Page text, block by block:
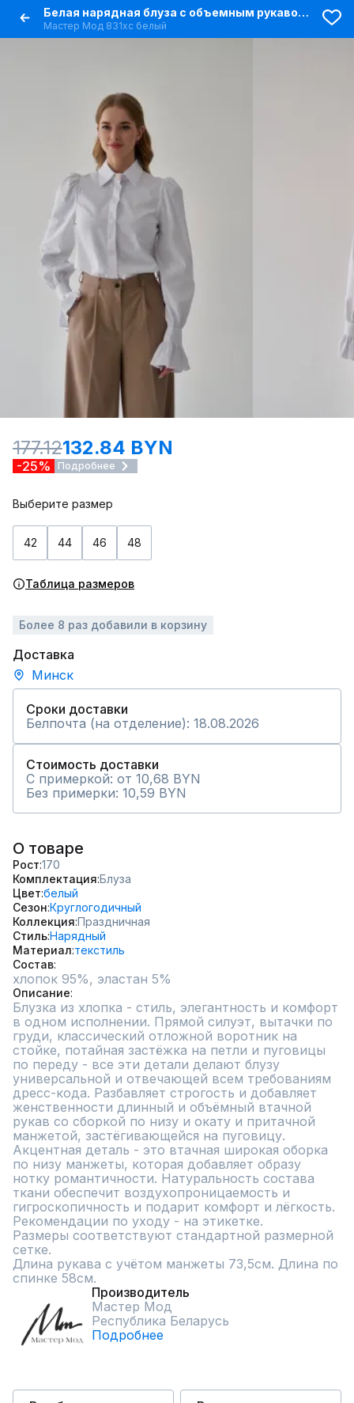
Белая нарядная блуза с объемным рукавом и розой-аксессуаром
Мастер Мод 831хс белый
177.12132.84 BYN
-25% Подробнее
Выберите размер
42 44 46 48
Таблица размеров
Более 8 раз добавили в корзину
Доставка
Минск
Сроки доставки
Белпочта (на отделение): 18.08.2026
Стоимость доставки
С примеркой: от 10,68 BYN
Без примерки: 10,59 BYN
О товаре
Рост 170
Комплектация Блуза
Цвет белый
Сезон Круглогодичный
Коллекция Праздничная
СтильНарядный
Материал текстиль
Состав
хлопок 95%, эластан 5%
Описание
Блузка из хлопка - стиль, элегантность и комфорт
в одном исполнении. Прямой силуэт, вытачки по
груди, классический отложной воротник на
стойке, потайная застёжка на петли и пуговицы
по переду - все эти детали делают блузу
универсальной и отвечающей всем требованиям
дресс-кода. Разбавляет строгость и добавляет
женственности длинный и объёмный втачной
рукав со сборкой по низу и окату и притачной
манжетой, застёгивающейся на пуговицу.
Акцентная деталь - это втачная широкая оборка
по низу манжеты, которая добавляет образу
нотку романтичности. Натуральность состава
ткани обеспечит воздухопроницаемость и
гигроскопичность и подарит комфорт и лёгкость.
Рекомендации по уходу - на этикетке.
Размеры соответствуют стандартной размерной
сетке.
Длина рукава с учётом манжеты 73,5см. Длина по
спинке 58см.
Производитель
Мастер Мод
Республика Беларусь
Подробнее